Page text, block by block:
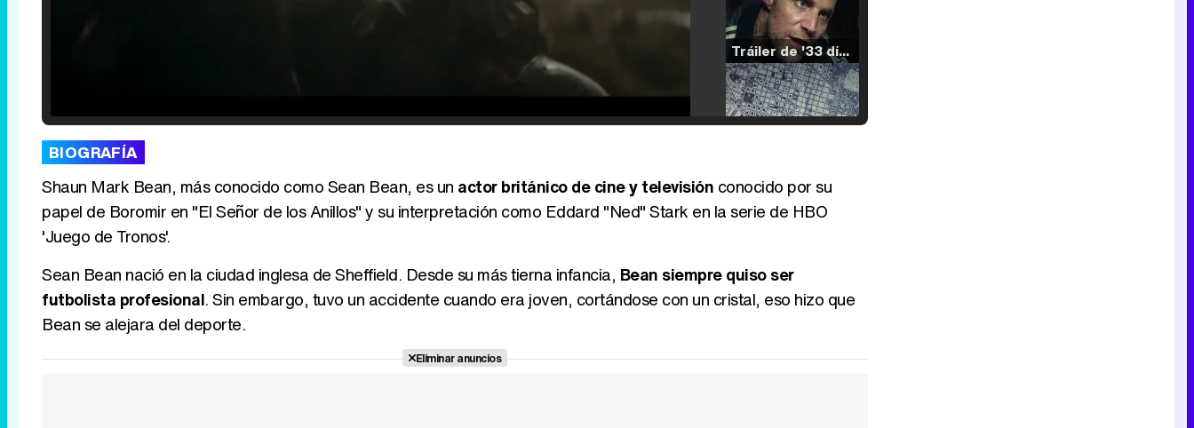
Tráiler de '33 días', la nueva serie de Atresplayer con Julián Villagrán y José Manuel Poga
Canción ganadora de Eurovisión 2026: DARA con "Bangaranga" por Bulgaria
BIOGRAFÍA
Shaun Mark Bean, más conocido como Sean Bean, es un actor británico de cine y televisión conocido por su
papel de Boromir en "El Señor de los Anillos" y su interpretación como Eddard "Ned" Stark en la serie de HBO
'Juego de Tronos'.
Sean Bean nació en la ciudad inglesa de Sheffield. Desde su más tierna infancia, Bean siempre quiso ser
futbolista profesional. Sin embargo, tuvo un accidente cuando era joven, cortándose con un cristal, eso hizo que
Bean se alejara del deporte.
Eliminar anuncios